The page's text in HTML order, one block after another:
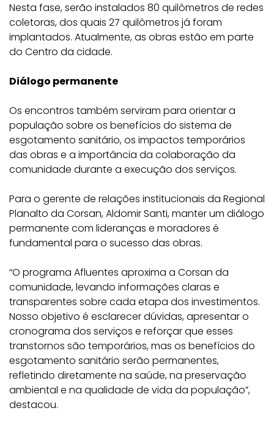
Nesta fase, serão instalados 80 quilômetros de redes
coletoras, dos quais 27 quilômetros já foram
implantados. Atualmente, as obras estão em parte
do Centro da cidade.
Diálogo permanente
Os encontros também serviram para orientar a
população sobre os benefícios do sistema de
esgotamento sanitário, os impactos temporários
das obras e a importância da colaboração da
comunidade durante a execução dos serviços.
Para o gerente de relações institucionais da Regional
Planalto da Corsan, Aldomir Santi, manter um diálogo
permanente com lideranças e moradores é
fundamental para o sucesso das obras.
“O programa Afluentes aproxima a Corsan da
comunidade, levando informações claras e
transparentes sobre cada etapa dos investimentos.
Nosso objetivo é esclarecer dúvidas, apresentar o
cronograma dos serviços e reforçar que esses
transtornos são temporários, mas os benefícios do
esgotamento sanitário serão permanentes,
refletindo diretamente na saúde, na preservação
ambiental e na qualidade de vida da população”,
destacou.